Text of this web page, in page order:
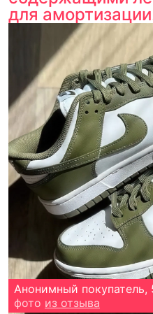
для
Анонимный покупатель,
фото из отзыва